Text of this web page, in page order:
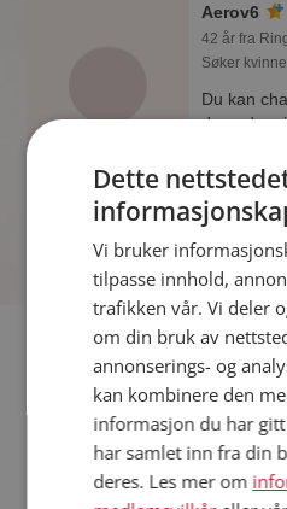
Aerov6
42 år fra
Søker
Du kan
de andre
bli
Fler single
Flere singlemenn fra Ringerike:
Dette
Vi bruker
tilpasse innhold,
trafikken vår. Vi deler
om din bruk av
annonserings- og
kan kombinere den
informasjon du har
har samlet inn fra din
deres. Les mer om